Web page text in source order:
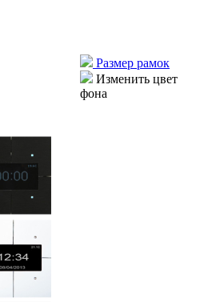
Размер рамок
Изменить цвет
фона